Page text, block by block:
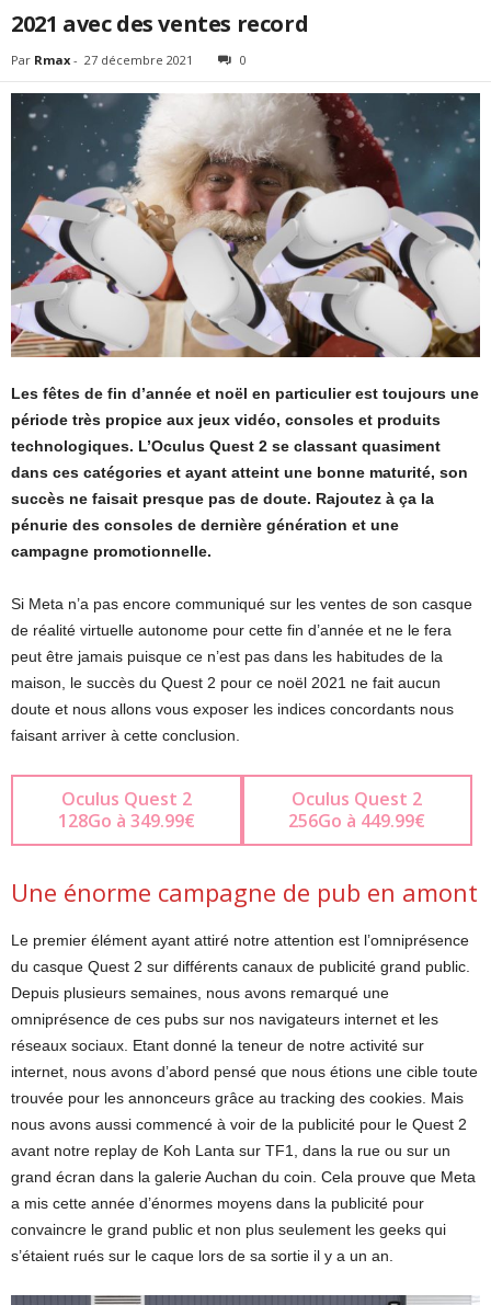
2021 avec des ventes record
Par Rmax - 27 décembre 2021 0
Les fêtes de fin d’année et noël en particulier est toujours une
période très propice aux jeux vidéo, consoles et produits
technologiques. L’Oculus Quest 2 se classant quasiment
dans ces catégories et ayant atteint une bonne maturité, son
succès ne faisait presque pas de doute. Rajoutez à ça la
pénurie des consoles de dernière génération et une
campagne promotionnelle.
Si Meta n’a pas encore communiqué sur les ventes de son casque
de réalité virtuelle autonome pour cette fin d’année et ne le fera
peut être jamais puisque ce n’est pas dans les habitudes de la
maison, le succès du Quest 2 pour ce noël 2021 ne fait aucun
doute et nous allons vous exposer les indices concordants nous
faisant arriver à cette conclusion.
Oculus Quest 2
128Go à 349.99€
Oculus Quest 2
256Go à 449.99€
Une énorme campagne de pub en amont
Le premier élément ayant attiré notre attention est l’omniprésence
du casque Quest 2 sur différents canaux de publicité grand public.
Depuis plusieurs semaines, nous avons remarqué une
omniprésence de ces pubs sur nos navigateurs internet et les
réseaux sociaux. Etant donné la teneur de notre activité sur
internet, nous avons d’abord pensé que nous étions une cible toute
trouvée pour les annonceurs grâce au tracking des cookies. Mais
nous avons aussi commencé à voir de la publicité pour le Quest 2
avant notre replay de Koh Lanta sur TF1, dans la rue ou sur un
grand écran dans la galerie Auchan du coin. Cela prouve que Meta
a mis cette année d’énormes moyens dans la publicité pour
convaincre le grand public et non plus seulement les geeks qui
s’étaient rués sur le caque lors de sa sortie il y a un an.